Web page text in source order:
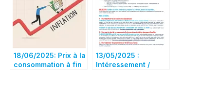
progression
18/06/2025: Prix à la
consommation à fin
13/05/2025 :
Intéressement /